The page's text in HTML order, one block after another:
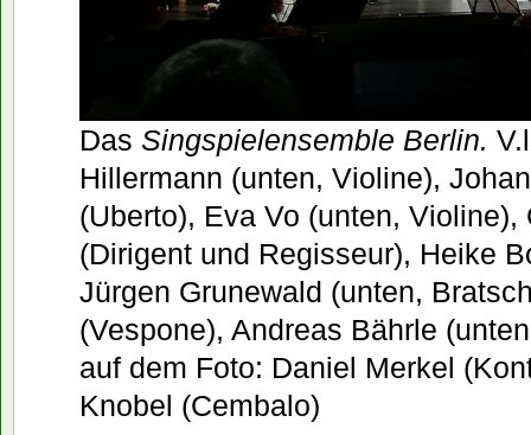
Das Singspielensemble Berlin.
Hillermann (unten, Violine),
(Uberto), Eva Vo (unten, Violine),
(Dirigent und Regisseur), Heike
Jürgen Grunewald (unten,
(Vespone), Andreas Bährle
auf dem Foto: Daniel Merkel
Knobel (Cembalo)